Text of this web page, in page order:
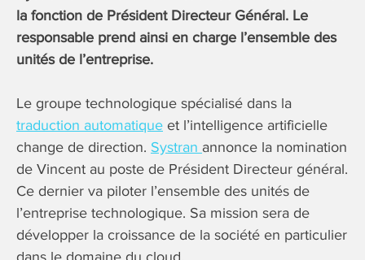
la fonction de Président Directeur Général. Le
responsable prend ainsi en charge l’ensemble des
unités de l’entreprise.
Le groupe technologique spécialisé dans la
traduction automatique et l’intelligence artificielle
change de direction. Systran annonce la nomination
de Vincent au poste de Président Directeur général.
Ce dernier va piloter l’ensemble des unités de
l’entreprise technologique. Sa mission sera de
développer la croissance de la société en particulier